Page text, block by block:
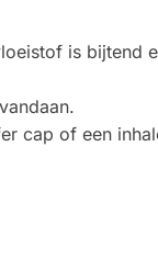
is bijtend
cap of een